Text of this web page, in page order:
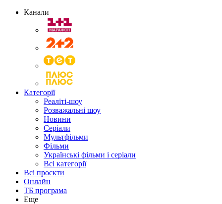
Канали
Категорії
Реаліті-шоу
Розважальні шоу
Новини
Серіали
Мультфільми
Фільми
Українські фільми і серіали
Всі категорії
Всі проєкти
Онлайн
ТБ програма
Еще